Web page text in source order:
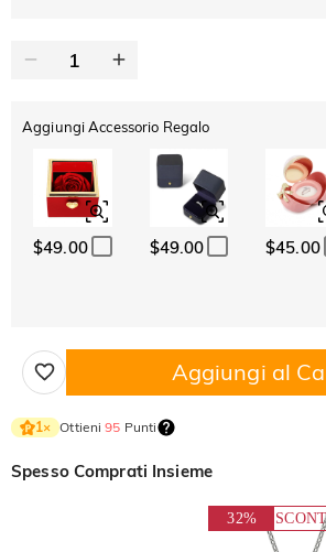
Aggiungi Accessorio Regalo
$49.00 $49.00 $45.00
Aggiungi al
1× Ottieni95 Punti
Spesso Comprati Insieme
32%